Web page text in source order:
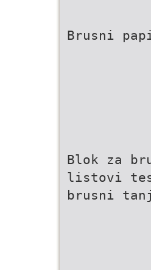
Brusni
Blok za
listovi
brusni